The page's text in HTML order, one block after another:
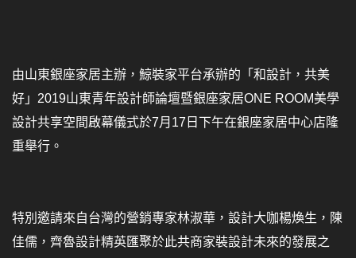
由山東銀座家居主辦，鯨裝家平台承辦的「和設計，共美
好」2019山東青年設計師論壇暨銀座家居ONE ROOM美學
設計共享空間啟幕儀式於7月17日下午在銀座家居中心店隆
重舉行。
特別邀請來自台灣的營銷專家林淑華，設計大咖楊煥生，陳
佳儒，齊魯設計精英匯聚於此共商家裝設計未來的發展之